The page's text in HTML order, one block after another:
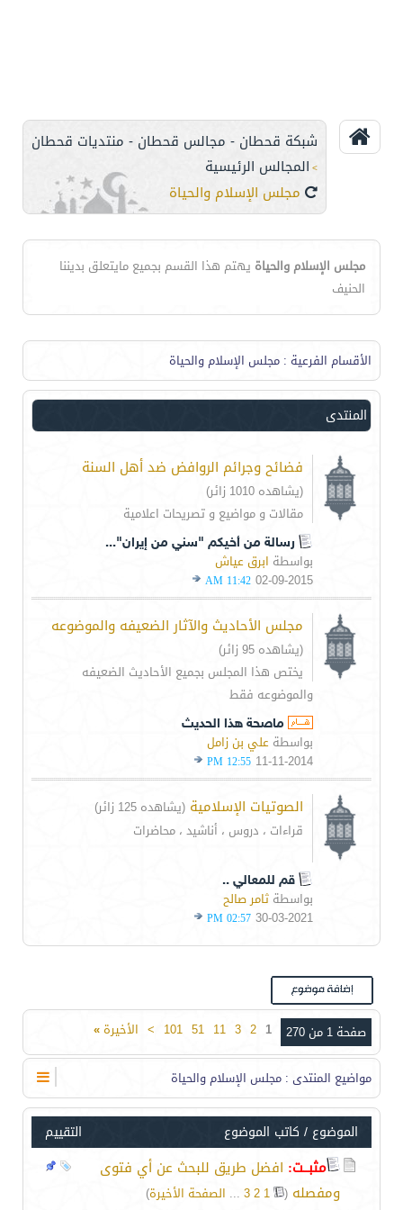
شبكة قحطان - مجالس قحطان - منتديات قحطان
> المجالس الرئيسية
مجلس الإسلام والحياة
مجلس الإسلام والحياة يهتم هذا القسم بجميع مايتعلق بديننا
الحنيف
الأقسام الفرعية : مجلس الإسلام والحياة
المنتدى
فضائح وجرائم الروافض ضد أهل السنة
(يشاهده 1010 زائر)
مقالات و مواضيع و تصريحات اعلامية
رسالة من أخيكم "سني من إيران"...
بواسطة ابرق عياش
02-09-2015
11:42 AM
مجلس الأحاديث والآثار الضعيفه والموضوعه
(يشاهده 95 زائر)
يختص هذا المجلس بجميع الأحاديث الضعيفه
والموضوعه فقط
ماصحة هذا الحديث
بواسطة علي بن زامل
11-11-2014
12:55 PM
الصوتيات الإسلامية (يشاهده 125 زائر)
قراءات ، دروس ، أناشيد ، محاضرات
قم للمعالي ..
بواسطة ثامر صالح
30-03-2021
02:57 PM
صفحة 1 من 270 1
2
3
11
51
101
> الأخيرة»
مواضيع المنتدى : مجلس الإسلام والحياة
التقييم الموضوع / كاتب الموضوع
مثبــت: افضل طريق للبحث عن أي فتوى
ومفصله‏ (
1
2
3
... الصفحة الأخيرة)